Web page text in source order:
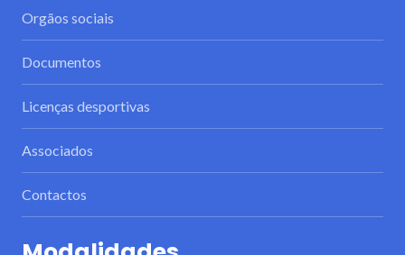
Orgãos sociais
Documentos
Licenças desportivas
Associados
Contactos